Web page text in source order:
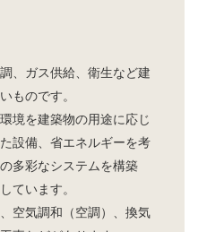
、ガス供給、衛生など建
ものです。
境を建築物の用途に応じ
設備、省エネルギーを考
多彩なシステムを構築
ています。
空気調和（空調）、換気